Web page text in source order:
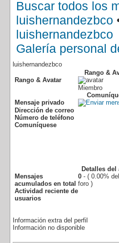
Buscar todos los
luishernandezbco
luishernandezbco
Galería personal
luishernandezbco
Rango &
Rango & Avatar
Miembro
Mensaje privado
Dirección de correo
Número de teléfono
Comuníquese
Detalles del
Mensajes
acumulados en total
0 - ( 0.00%
foro )
Actividad reciente de
usuarios
Información extra del perfil
Información no disponible